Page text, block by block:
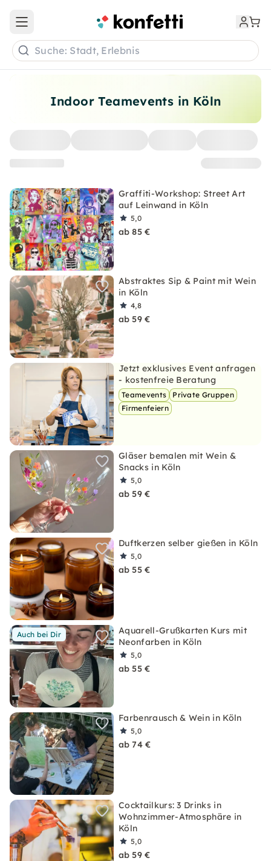
Indoor Teamevents in Köln
Graffiti-Workshop: Street Art
auf Leinwand in Köln
5,0
ab 85 €
Abstraktes Sip & Paint mit Wein
in Köln
4,8
ab 59 €
Jetzt exklusives Event anfragen
- kostenfreie Beratung
Teamevents
Private Gruppen
Firmenfeiern
Gläser bemalen mit Wein &
Snacks in Köln
5,0
ab 59 €
Duftkerzen selber gießen in Köln
5,0
ab 55 €
Auch bei Dir
Aquarell-Grußkarten Kurs mit
Neonfarben in Köln
5,0
ab 55 €
Farbenrausch & Wein in Köln
5,0
ab 74 €
Cocktailkurs: 3 Drinks in
Wohnzimmer-Atmosphäre in
Köln
5,0
ab 59 €
Open main menu
Suche: Stadt, Erlebnis